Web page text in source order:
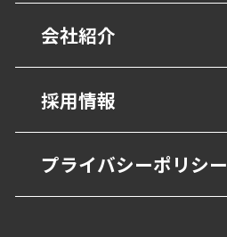
避難・誘導
グレーチング・側溝
抗菌・抗ウイルス技術
BEP・ステンレス仕上げ
医療施設
福祉・高齢者施設
宿泊・観光施設
商業・オフィス施設
物流・産業施設
会社紹介
会社概要
営業所
沿革
採用情報
プライバシーポリシー